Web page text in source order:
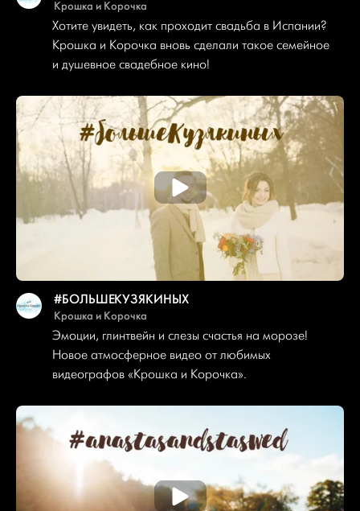
Крошка и Корочка
Хотите увидеть, как проходит свадьба в Испании?
Крошка и Корочка вновь сделали такое семейное
и душевное свадебное кино!
#БОЛЬШЕКУЗЯКИНЫХ
Крошка и Корочка
Эмоции, глинтвейн и слезы счастья на морозе!
Новое атмосферное видео от любимых
видеографов «Крошка и Корочка».